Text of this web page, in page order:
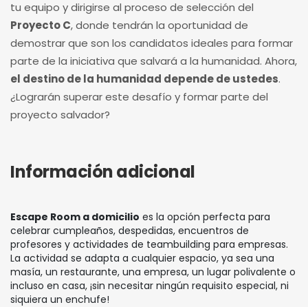
tu equipo y dirigirse al proceso de selección del
Proyecto C, donde tendrán la oportunidad de
demostrar que son los candidatos ideales para formar
parte de la iniciativa que salvará a la humanidad. Ahora,
el destino de la humanidad depende de ustedes.
¿Lograrán superar este desafío y formar parte del
proyecto salvador?
Información adicional
Escape Room a domicilio es la opción perfecta para
celebrar cumpleaños, despedidas, encuentros de
profesores y actividades de teambuilding para empresas.
La actividad se adapta a cualquier espacio, ya sea una
masía, un restaurante, una empresa, un lugar polivalente o
incluso en casa, ¡sin necesitar ningún requisito especial, ni
siquiera un enchufe!